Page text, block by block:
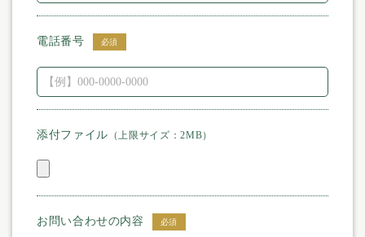
電話番号 必須
添付ファイル （上限サイズ：2MB）
お問い合わせの内容 必須